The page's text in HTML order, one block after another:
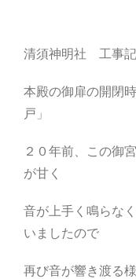
清須神明社 工事
本殿の御扉の開閉
戸」
２０年前、この御
が甘く
音が上手く鳴らな
いましたので
再び音が響き渡る